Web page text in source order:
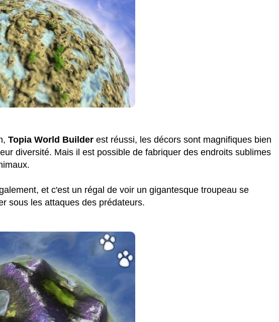
Topia World Builder est réussi, les décors sont magnifiques bien
diversité. Mais il est possible de fabriquer des endroits sublimes
et c'est un régal de voir un gigantesque troupeau se
sous les attaques des prédateurs.